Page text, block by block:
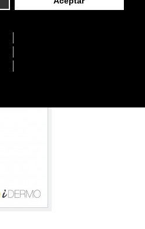
que disimula por